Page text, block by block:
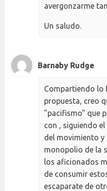
avergonzarme
Un saludo.
Barnaby Rudge
Compartiendo lo
propuesta, creo
"pacifismo" que
con , siguiendo
del movimiento
monopolio de la
los aficionados
de consumir
escaparate de